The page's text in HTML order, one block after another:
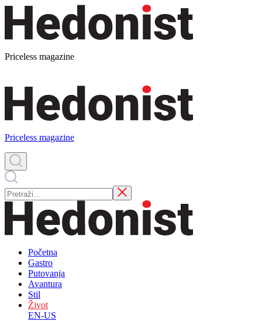
Priceless magazine
Priceless magazine
Početna
Gastro
Putovanja
Avantura
Stil
Život
EN-US